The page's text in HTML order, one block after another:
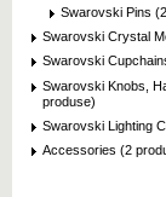
Swarovski Pins
Swarovski Crystal
Swarovski
Swarovski Knobs,
produse)
Swarovski Lighting
Accessories (2